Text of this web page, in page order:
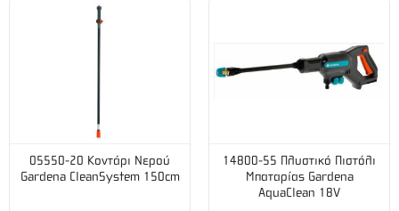
05550-20 Κοντάρι Νερού
Gardena CleanSystem 150cm
14800-55 Πλυστικό Πιστόλι
Μπαταρίας Gardena
ΑquaClean 18V